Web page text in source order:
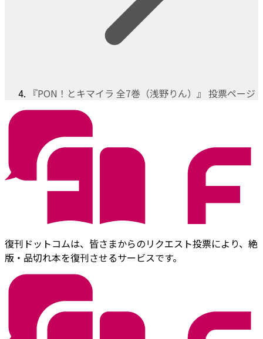
『PON！とキマイラ 全7巻（浅野りん）』 投票ページ
復刊ドットコムは、皆さまからのリクエスト投票により、絶
版・品切れ本を復刊させるサービスです。